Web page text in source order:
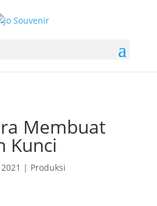
Membuat
Kunci
| Produksi